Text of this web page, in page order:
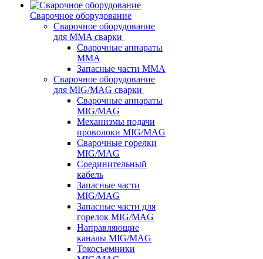
Сварочное оборудование
Сварочное оборудование
для MMA сварки
Сварочные аппараты
MMA
Запасные части MMA
Сварочное оборудование
для MIG/MAG сварки
Сварочные аппараты
MIG/MAG
Механизмы подачи
проволоки MIG/MAG
Сварочные горелки
MIG/MAG
Соединительный
кабель
Запасные части
MIG/MAG
Запасные части для
горелок MIG/MAG
Направляющие
каналы MIG/MAG
Токосъемники